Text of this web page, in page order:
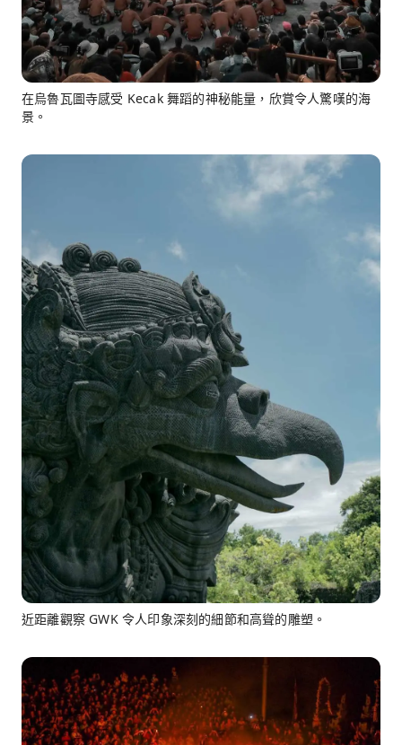
在烏魯瓦圖寺感受 Kecak 舞蹈的神秘能量，欣賞令人驚嘆的海
景。
近距離觀察 GWK 令人印象深刻的細節和高聳的雕塑。